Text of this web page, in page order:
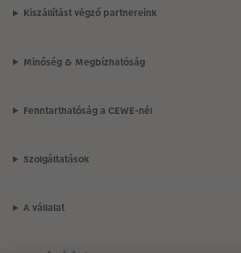
Kiszállítást végző partnereink
Minőség & Megbízhatóság
Fenntarthatóság a CEWE-nél
Szolgáltatások
A vállalat